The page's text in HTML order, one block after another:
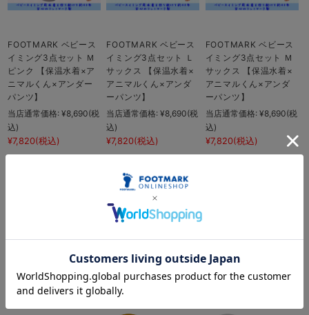
FOOTMARK ベビース
イミング3点セット Ｍ
ピンク 【保温水着×ア
ニマルくん×アンダー
パンツ】
当店通常価格: ¥8,690(税
込)
¥7,820(税込)
FOOTMARK ベビース
イミング3点セット Ｌ
サックス 【保温水着×
アニマルくん×アンダ
ーパンツ】
当店通常価格: ¥8,690(税
込)
¥7,820(税込)
FOOTMARK ベビース
イミング3点セット Ｍ
サックス 【保温水着×
アニマルくん×アンダ
ーパンツ】
当店通常価格: ¥8,690(税
込)
¥7,820(税込)